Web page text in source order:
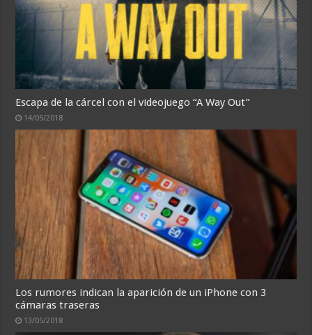
Escapa de la cárcel con el videojuego “A Way Out”
14/05/2018
Los rumores indican la aparición de un iPhone con 3
cámaras traseras
13/05/2018